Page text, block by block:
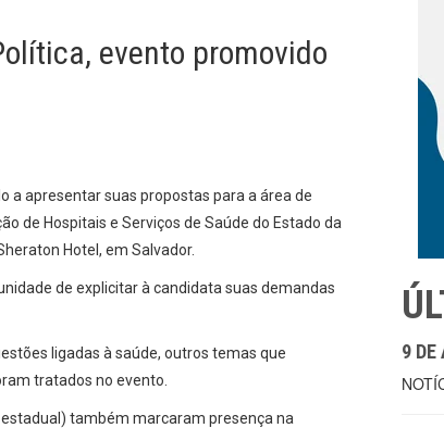
evento promovido
a apresentar suas propostas para a área de
de Hospitais e Serviços de Saúde do Estado da
Hotel, em Salvador.
de explicitar à candidata suas demandas
ligadas à saúde, outros temas que
tratados no evento.
também marcaram presença na
9 DE